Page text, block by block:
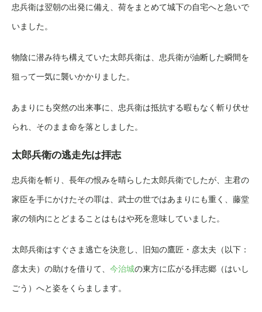
忠兵衛は翌朝の出発に備え、荷をまとめて城下の自宅へと急いで
いました。
物陰に潜み待ち構えていた太郎兵衛は、忠兵衛が油断した瞬間を
狙って一気に襲いかかりました。
あまりにも突然の出来事に、忠兵衛は抵抗する暇もなく斬り伏せ
られ、そのまま命を落としました。
太郎兵衛の逃走先は拝志
忠兵衛を斬り、長年の恨みを晴らした太郎兵衛でしたが、主君の
家臣を手にかけたその罪は、武士の世ではあまりにも重く、藤堂
家の領内にとどまることはもはや死を意味していました。
太郎兵衛はすぐさま逃亡を決意し、旧知の鷹匠・彦太夫（以下：
彦太夫）の助けを借りて、 今治城の東方に広がる拝志郷（はいし
ごう）へと姿をくらまします。